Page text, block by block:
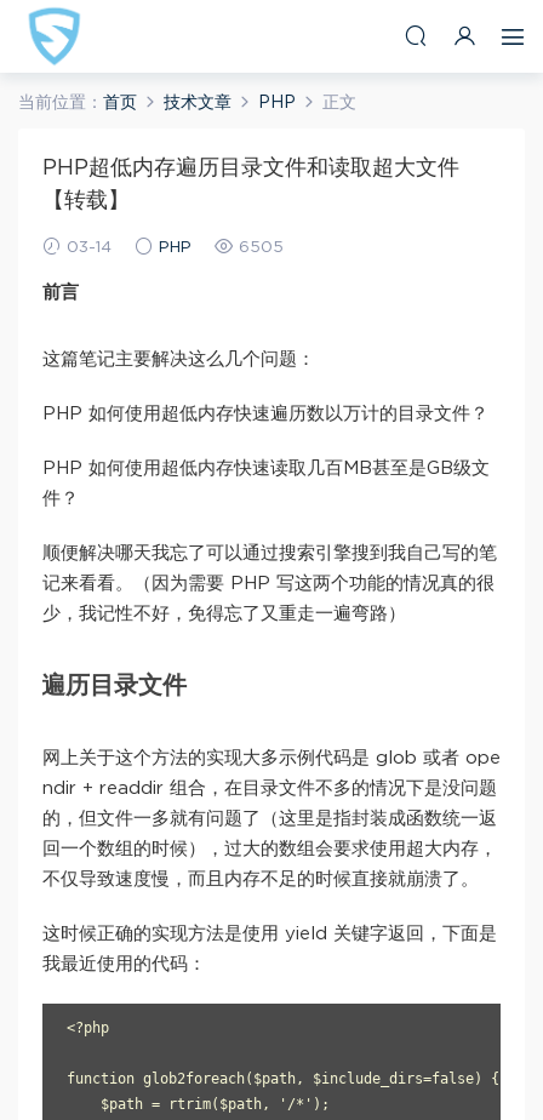
当前位置： 首页 技术文章 PHP 正文
PHP超低内存遍历目录文件和读取超大文件
【转载】
03-14 PHP 6505
前言
这篇笔记主要解决这么几个问题：
PHP 如何使用超低内存快速遍历数以万计的目录文件？
PHP 如何使用超低内存快速读取几百MB甚至是GB级文
件？
顺便解决哪天我忘了可以通过搜索引擎搜到我自己写的笔
记来看看。（因为需要 PHP 写这两个功能的情况真的很
少，我记性不好，免得忘了又重走一遍弯路）
遍历目录文件
网上关于这个方法的实现大多示例代码是 glob 或者 ope
ndir + readdir 组合，在目录文件不多的情况下是没问题
的，但文件一多就有问题了（这里是指封装成函数统一返
回一个数组的时候），过大的数组会要求使用超大内存，
不仅导致速度慢，而且内存不足的时候直接就崩溃了。
这时候正确的实现方法是使用 yield 关键字返回，下面是
我最近使用的代码：
<?php
function glob2foreach($path, $include_dirs=false) {
    $path = rtrim($path, '/*');